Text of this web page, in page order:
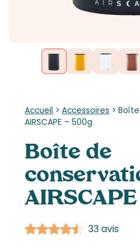
Accueil >Accessoires >
AIRSCAPE – 500g
Boîte de
33 avis